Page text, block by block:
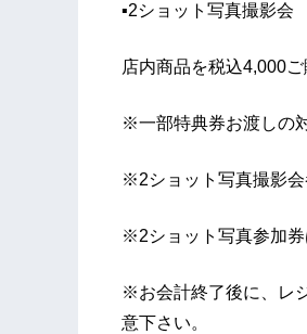
▪2ショット写真撮影会
店内商品を税込4,000
※一部特典券お渡しの
※2ショット写真撮影会
※2ショット写真参加券
※お会計終了後に、レ
意下さい。